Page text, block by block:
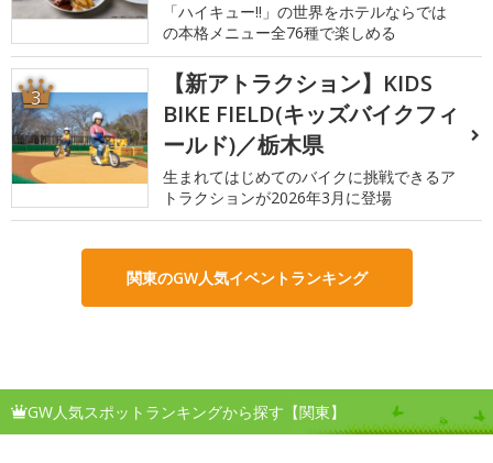
「ハイキュー!!」の世界をホテルならでは
の本格メニュー全76種で楽しめる
3
【新アトラクション】KIDS
BIKE FIELD(キッズバイクフィ
ールド)／栃木県
生まれてはじめてのバイクに挑戦できるア
トラクションが2026年3月に登場
関東のGW人気イベントランキング
GW人気スポットランキングから探す【関東】